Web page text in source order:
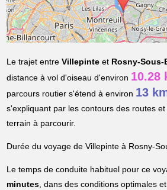
Le trajet entreVillepinte et Rosny-Sous-
distance à vol d'oiseau d'environ 10.28
parcours routier s'étend à environ 13
s'expliquant par les contours des routes
terrain à parcourir.
Durée du voyage de Villepinte à Rosny-
Le temps de conduite habituel pour ce
minutes, dans des conditions optimales